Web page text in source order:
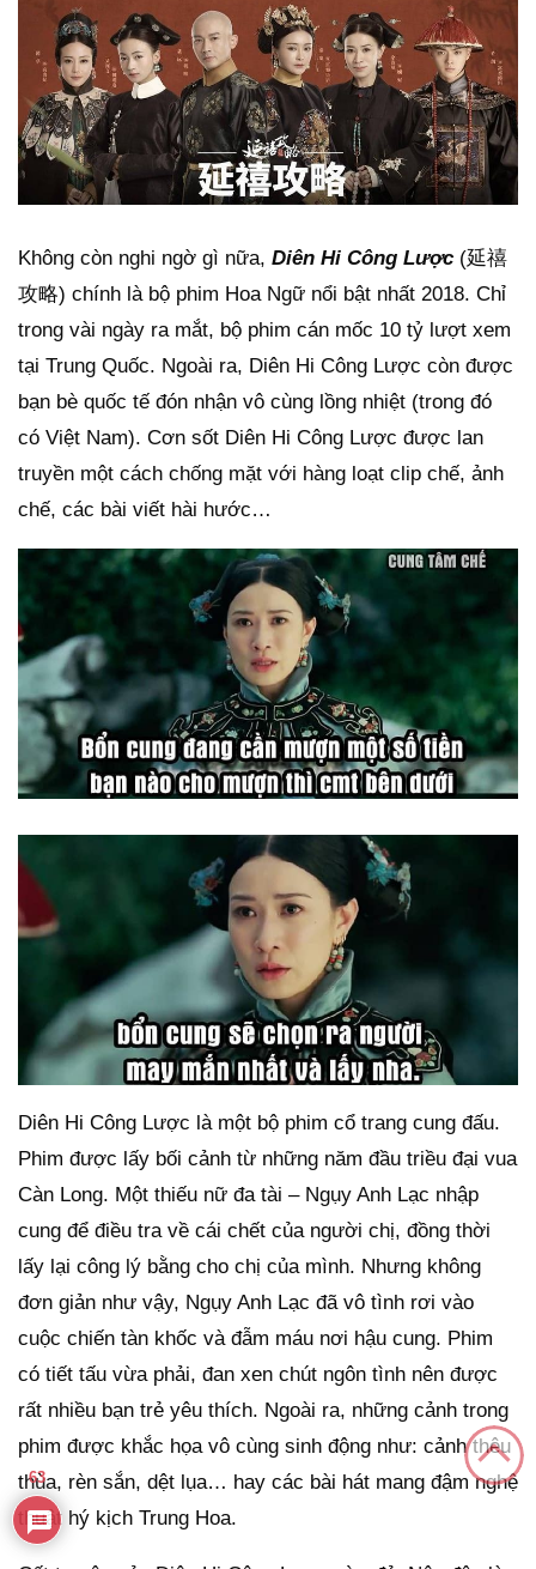
Không còn nghi ngờ gì nữa, Diên Hi Công Lược (延禧
攻略) chính là bộ phim Hoa Ngữ nổi bật nhất 2018. Chỉ
trong vài ngày ra mắt, bộ phim cán mốc 10 tỷ lượt xem
tại Trung Quốc. Ngoài ra, Diên Hi Công Lược còn được
bạn bè quốc tế đón nhận vô cùng lồng nhiệt (trong đó
có Việt Nam). Cơn sốt Diên Hi Công Lược được lan
truyền một cách chống mặt với hàng loạt clip chế, ảnh
chế, các bài viết hài hước…
Diên Hi Công Lược là một bộ phim cổ trang cung đấu.
Phim được lấy bối cảnh từ những năm đầu triều đại vua
Càn Long. Một thiếu nữ đa tài – Ngụy Anh Lạc nhập
cung để điều tra về cái chết của người chị, đồng thời
lấy lại công lý bằng cho chị của mình. Nhưng không
đơn giản như vậy, Ngụy Anh Lạc đã vô tình rơi vào
cuộc chiến tàn khốc và đẫm máu nơi hậu cung. Phim
có tiết tấu vừa phải, đan xen chút ngôn tình nên được
rất nhiều bạn trẻ yêu thích. Ngoài ra, những cảnh trong
phim được khắc họa vô cùng sinh động như: cảnh thêu
thùa, rèn sắn, dệt lụa… hay các bài hát mang đậm nghệ
thuật hý kịch Trung Hoa.
63